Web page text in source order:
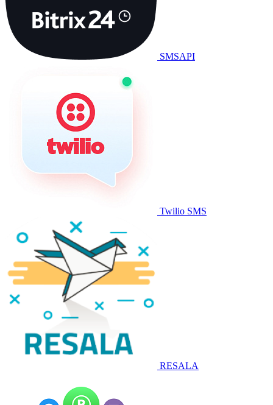
SMSAPI
Twilio SMS
RESALA